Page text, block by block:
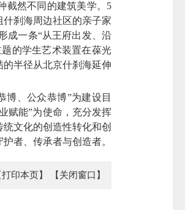
截然不同的建筑美学。5
什刹海周边社区的亲子家
成一条“从王府出发、沿
的学生艺术装置在葆光
半径从北京什刹海延伸
博、公众恭博”为建设目
赋能”为使命，充分发挥
文化的创造性转化和创
者、传承者与创造者。
打印本页】 【关闭窗口】